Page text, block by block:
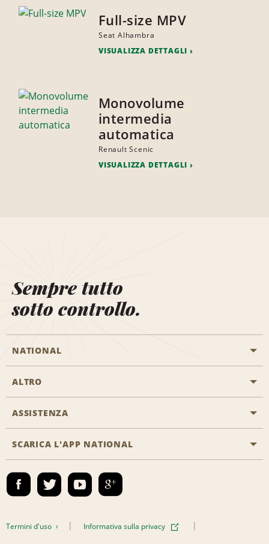
Full-size MPV
Seat Alhambra
VISUALIZZA DETTAGLI
Monovolume
intermedia
automatica
Renault Scenic
VISUALIZZA DETTAGLI
Sempre tutto
sotto controllo.
NATIONAL
Inizia una prenotazione
Programmi business
Emerald Club Accedi
ALTRO
Offerte di lavoro
ASSISTENZA
Accessibilità
Contatti
SCARICA L'APP NATIONAL
Termini d'uso Informativa sulla privacy